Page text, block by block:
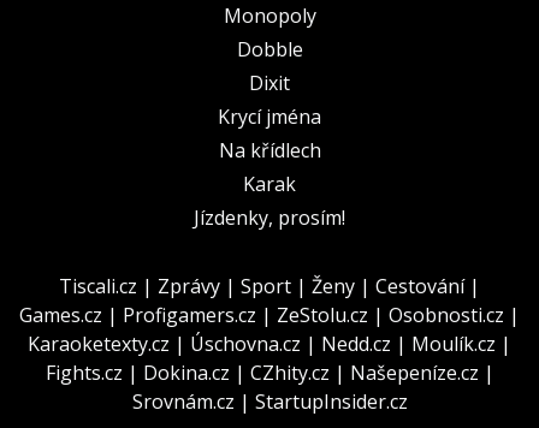
Monopoly
Dobble
Dixit
Krycí jména
Na křídlech
Karak
Jízdenky, prosím!
Tiscali.cz | Zprávy | Sport | Ženy | Cestování|
Games.cz | Profigamers.cz | ZeStolu.cz | Osobnosti.cz |
Karaoketexty.cz | Úschovna.cz | Nedd.cz | Moulík.cz |
Fights.cz | Dokina.cz | CZhity.cz | Našepeníze.cz |
Srovnám.cz | StartupInsider.cz